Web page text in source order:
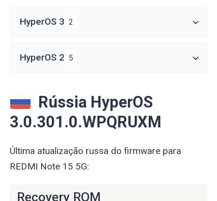
HyperOS 3 2
HyperOS 2 5
Rússia HyperOS
3.0.301.0.WPQRUXM
Última atualização russa do firmware para
REDMI Note 15 5G:
Recovery ROM